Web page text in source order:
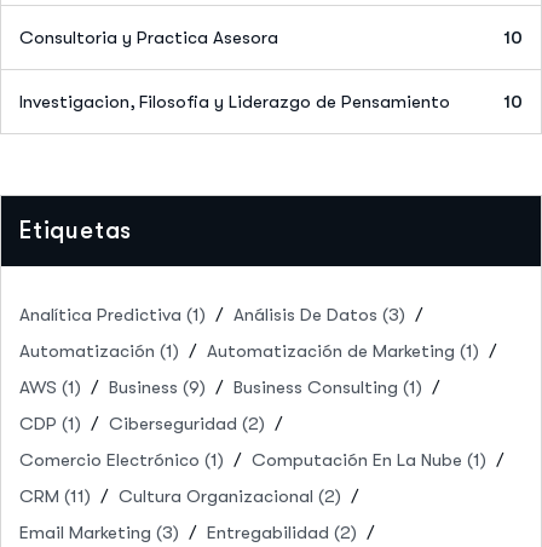
Consultoria y Practica Asesora 10
Investigacion, Filosofia y Liderazgo de Pensamiento 10
Etiquetas
Analítica Predictiva (1) Análisis De Datos (3)
Automatización (1) Automatización de Marketing (1)
AWS (1) Business (9) Business Consulting (1)
CDP (1) Ciberseguridad (2)
Comercio Electrónico (1) Computación En La Nube (1)
CRM (11) Cultura Organizacional (2)
Email Marketing (3) Entregabilidad (2)